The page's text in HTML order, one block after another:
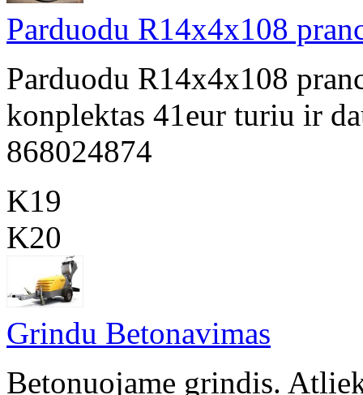
Parduodu R14x4x108
Parduodu R14x4x108
konplektas 41eur turiu ir
868024874
K19
K20
Grindu Betonavimas
Betonuojame grindis.